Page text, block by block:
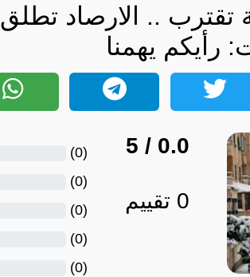
تقترب .. الارصاد تطلق
رأيكم يهمنا
0.0
/ 5
0 تقييم
(
0
)
(
0
)
(
0
)
(
0
)
(
0
)